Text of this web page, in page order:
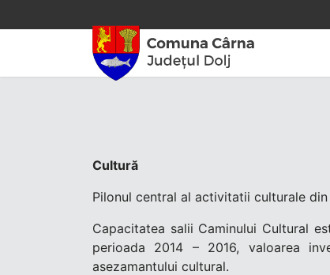
Cultură
Pilonul central al activitatii culturale
Capacitatea salii Caminului Cultural
perioada 2014 – 2016, valoarea
asezamantului cultural.